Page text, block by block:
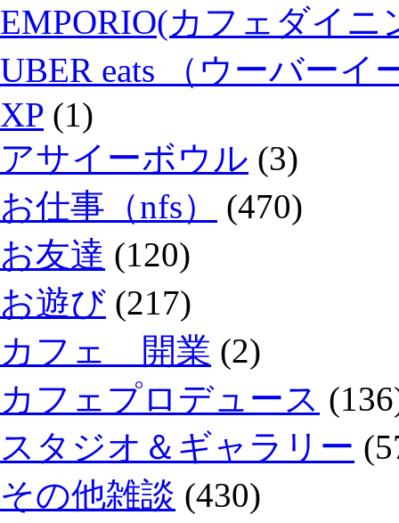
EMPORIO(カフェダイニ
UBER eats （ウーバーイ
XP (1)
アサイーボウル (3)
お仕事（nfs）
(470)
お友達 (120)
お遊び (217)
カフェ 開業 (2)
カフェプロデュース
スタジオ＆ギャラリー
その他雑談 (430)